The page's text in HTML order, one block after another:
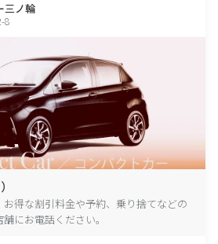
三ノ輪
8
得な割引料金や予約、乗り捨てなどの
にお電話ください。